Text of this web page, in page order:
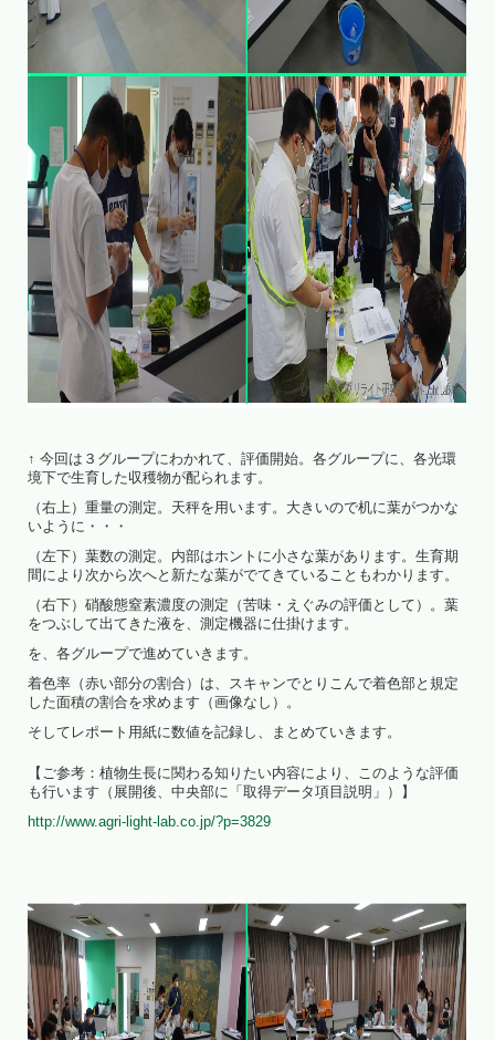
↑ 今回は３グループにわかれて、評価開始。各グループに、各光環
境下で生育した収穫物が配られます。
（右上）重量の測定。天秤を用います。大きいので机に葉がつかな
いように・・・
（左下）葉数の測定。内部はホントに小さな葉があります。生育期
間により次から次へと新たな葉がでてきていることもわかります。
（右下）硝酸態窒素濃度の測定（苦味・えぐみの評価として）。葉
をつぶして出てきた液を、測定機器に仕掛けます。
を、各グループで進めていきます。
着色率（赤い部分の割合）は、スキャンでとりこんで着色部と規定
した面積の割合を求めます（画像なし）。
そしてレポート用紙に数値を記録し、まとめていきます。
【ご参考：植物生長に関わる知りたい内容により、このような評価
も行います（展開後、中央部に「取得データ項目説明」）】
http://www.agri-light-lab.co.jp/?p=3829